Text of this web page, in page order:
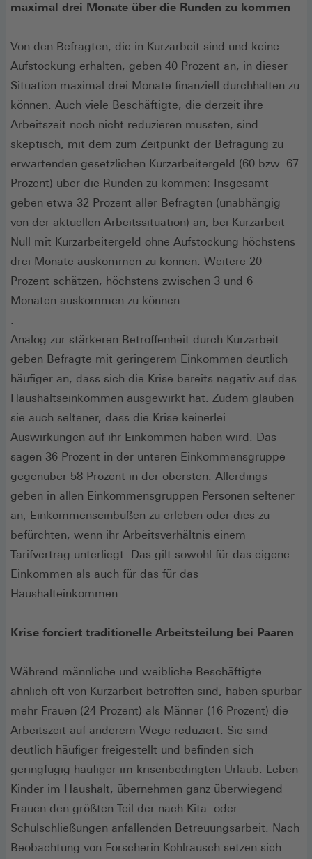
maximal drei Monate über die Runden zu kommen
Von den Befragten, die in Kurzarbeit sind und keine
Aufstockung erhalten, geben 40 Prozent an, in dieser
Situation maximal drei Monate finanziell durchhalten zu
können. Auch viele Beschäftigte, die derzeit ihre
Arbeitszeit noch nicht reduzieren mussten, sind
skeptisch, mit dem zum Zeitpunkt der Befragung zu
erwartenden gesetzlichen Kurzarbeitergeld (60 bzw. 67
Prozent) über die Runden zu kommen: Insgesamt
geben etwa 32 Prozent aller Befragten (unabhängig
von der aktuellen Arbeitssituation) an, bei Kurzarbeit
Null mit Kurzarbeitergeld ohne Aufstockung höchstens
drei Monate auskommen zu können. Weitere 20
Prozent schätzen, höchstens zwischen 3 und 6
Monaten auskommen zu können.
Analog zur stärkeren Betroffenheit durch Kurzarbeit
geben Befragte mit geringerem Einkommen deutlich
häufiger an, dass sich die Krise bereits negativ auf das
Haushaltseinkommen ausgewirkt hat. Zudem glauben
sie auch seltener, dass die Krise keinerlei
Auswirkungen auf ihr Einkommen haben wird. Das
sagen 36 Prozent in der unteren Einkommensgruppe
gegenüber 58 Prozent in der obersten. Allerdings
geben in allen Einkommensgruppen Personen seltener
an, Einkommenseinbußen zu erleben oder dies zu
befürchten, wenn ihr Arbeitsverhältnis einem
Tarifvertrag unterliegt. Das gilt sowohl für das eigene
Einkommen als auch für das für das
Haushalteinkommen.
Krise forciert traditionelle Arbeitsteilung bei Paaren
Während männliche und weibliche Beschäftigte
ähnlich oft von Kurzarbeit betroffen sind, haben spürbar
mehr Frauen (24 Prozent) als Männer (16 Prozent) die
Arbeitszeit auf anderem Wege reduziert. Sie sind
deutlich häufiger freigestellt und befinden sich
geringfügig häufiger im krisenbedingten Urlaub. Leben
Kinder im Haushalt, übernehmen ganz überwiegend
Frauen den größten Teil der nach Kita- oder
Schulschließungen anfallenden Betreuungsarbeit. Nach
Beobachtung von Forscherin Kohlrausch setzen sich